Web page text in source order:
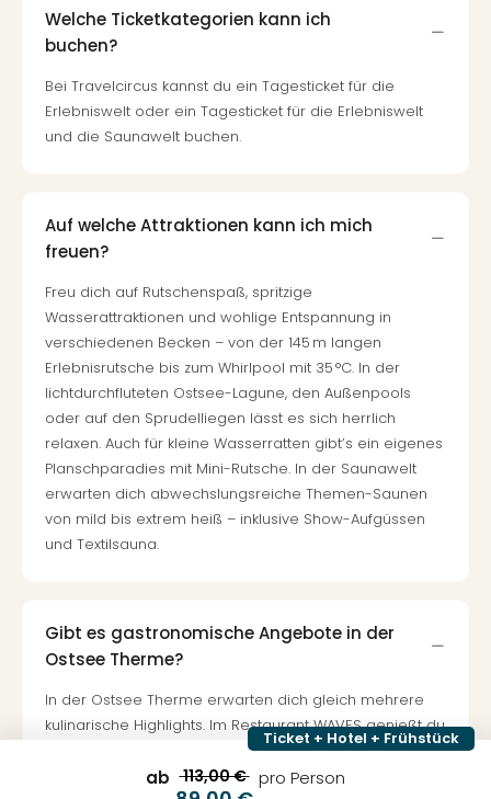
Welche Ticketkategorien kann ich
buchen?
Bei Travelcircus kannst du ein Tagesticket für die
Erlebniswelt oder ein Tagesticket für die Erlebniswelt
und die Saunawelt buchen.
Auf welche Attraktionen kann ich mich
freuen?
Freu dich auf Rutschenspaß, spritzige
Wasserattraktionen und wohlige Entspannung in
verschiedenen Becken – von der 145 m langen
Erlebnisrutsche bis zum Whirlpool mit 35 °C. In der
lichtdurchfluteten Ostsee-Lagune, den Außenpools
oder auf den Sprudelliegen lässt es sich herrlich
relaxen. Auch für kleine Wasserratten gibt’s ein eigenes
Planschparadies mit Mini-Rutsche. In der Saunawelt
erwarten dich abwechslungsreiche Themen-Saunen
von mild bis extrem heiß – inklusive Show-Aufgüssen
und Textilsauna.
Gibt es gastronomische Angebote in der
Ostsee Therme?
In der Ostsee Therme erwarten dich gleich mehrere
kulinarische Highlights. Im Restaurant WAVES genießt du
monatlich wechselnde Gerichte für Groß und Klein,
während die Meerbar mit Cocktails, Säften und Snacks
Ticket + Hotel + Frühstück
ab 113,00 € pro Person